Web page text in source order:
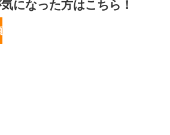
になった方はこちら！